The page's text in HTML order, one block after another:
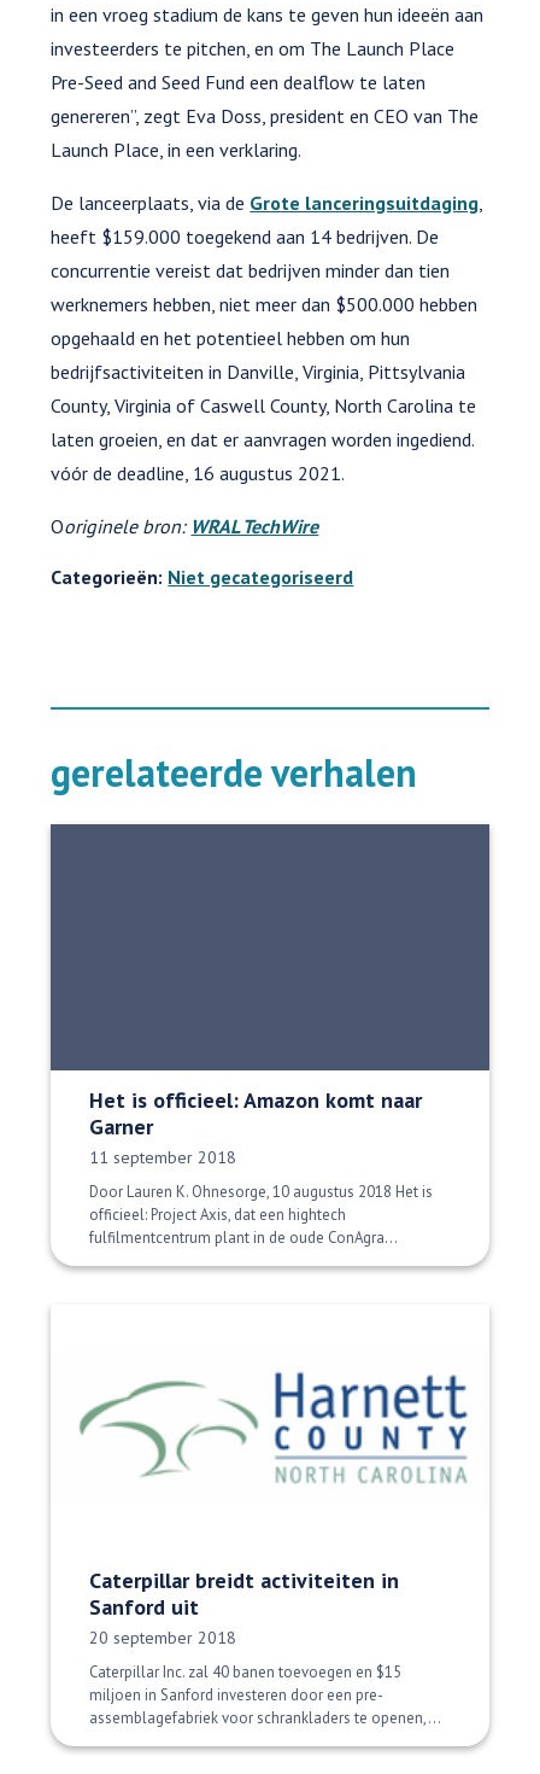
in een vroeg stadium de kans te geven hun ideeën aan
investeerders te pitchen, en om The Launch Place
Pre-Seed and Seed Fund een dealflow te laten
genereren”, zegt Eva Doss, president en CEO van The
Launch Place, in een verklaring.
De lanceerplaats, via de Grote lanceringsuitdaging
heeft $159.000 toegekend aan 14 bedrijven. De
concurrentie vereist dat bedrijven minder dan tien
werknemers hebben, niet meer dan $500.000 hebben
opgehaald en het potentieel hebben om hun
bedrijfsactiviteiten in Danville, Virginia, Pittsylvania
County, Virginia of Caswell County, North Carolina te
laten groeien, en dat er aanvragen worden ingediend.
vóór de deadline, 16 augustus 2021.
Ooriginele bron: WRAL TechWire
Categorieën: Niet gecategoriseerd
gerelateerde verhalen
Het is officieel: Amazon komt naar
Garner
Datum gepubliceerd:
11 september 2018
Door Lauren K. Ohnesorge, 10 augustus 2018 Het is
officieel: Project Axis, dat een hightech
fulfilmentcentrum plant in de oude ConAgra...
Caterpillar breidt activiteiten in
Sanford uit
Datum gepubliceerd:
20 september 2018
Caterpillar Inc. zal 40 banen toevoegen en $15
miljoen in Sanford investeren door een pre-
assemblagefabriek voor schrankladers te openen,...